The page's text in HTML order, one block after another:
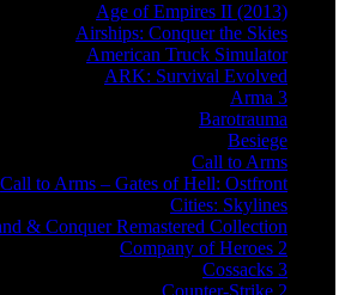
Age of Empires II (2013)
Airships: Conquer the Skies
American Truck Simulator
ARK: Survival Evolved
Arma 3
Barotrauma
Besiege
Call to Arms
Call to Arms – Gates of Hell: Ostfront
Cities: Skylines
& Conquer Remastered Collection
Company of Heroes 2
Cossacks 3
Counter-Strike 2